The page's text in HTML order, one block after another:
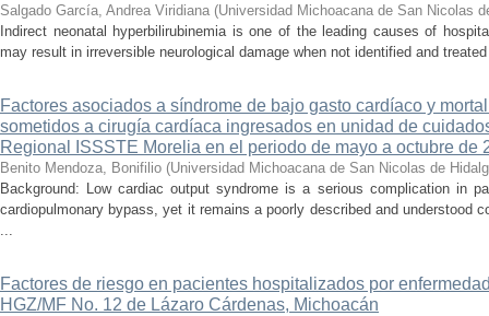
Salgado García, Andrea Viridiana (Universidad Michoacana de San Nicolas
Indirect neonatal hyperbilirubinemia is one of the leading causes of
may result in irreversible neurological damage when not identified and
Factores asociados a síndrome de bajo gasto cardíaco y
sometidos a cirugía cardíaca ingresados en unidad de
Regional ISSSTE Morelia en el periodo de mayo a octubre de
Benito Mendoza, Bonifilio (Universidad Michoacana de San Nicolas de
Background: Low cardiac output syndrome is a serious complication in
cardiopulmonary bypass, yet it remains a poorly described and understood
...
Factores de riesgo en pacientes hospitalizados por
HGZ/MF No. 12 de Lázaro Cárdenas, Michoacán